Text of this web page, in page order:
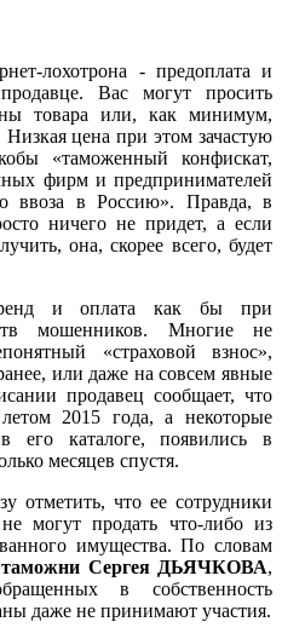
лохотрона - предоплата и
Вас могут просить
товара или, как минимум,
цена при этом зачастую
«таможенный конфискат,
фирм и предпринимателей
ввоза в Россию». Правда, в
ничего не придет, а если
она, скорее всего, будет
и оплата как бы при
мошенников. Многие не
«страховой взнос»,
или даже на совсем явные
продавец сообщает, что
2015 года, а некоторые
его каталоге, появились в
месяцев спустя.
отметить, что ее сотрудники
могут продать что-либо из
имущества. По словам
таможни Сергея ДЬЯЧКОВА,
в собственность
даже не принимают участия.